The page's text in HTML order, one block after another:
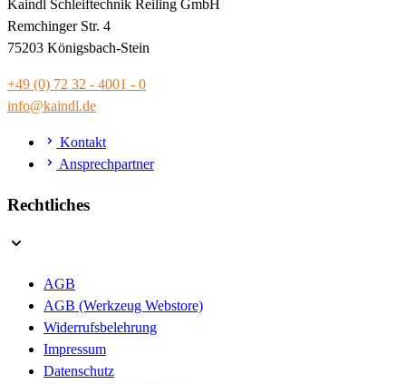
Kaindl Schleiftechnik Reiling GmbH
Remchinger Str. 4
75203 Königsbach-Stein
+49 (0) 72 32 - 4001 - 0
info@kaindl.de
Kontakt
Ansprechpartner
Rechtliches
AGB
AGB (Werkzeug Webstore)
Widerrufsbelehrung
Impressum
Datenschutz